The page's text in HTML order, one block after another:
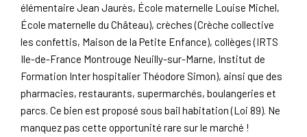
élémentaire Jean Jaurès, École maternelle Louise Michel,
École maternelle du Château), crèches (Crèche collective
les confettis, Maison de la Petite Enfance), collèges (IRTS
Ile-de-France Montrouge Neuilly-sur-Marne, Institut de
Formation Inter hospitalier Théodore Simon), ainsi que des
pharmacies, restaurants, supermarchés, boulangeries et
parcs. Ce bien est proposé sous bail habitation (Loi 89). Ne
manquez pas cette opportunité rare sur le marché !